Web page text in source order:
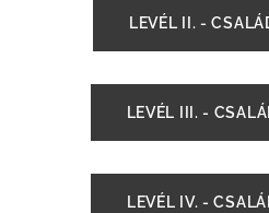
LEVÉL II. -
LEVÉL III. -
LEVÉL IV. -